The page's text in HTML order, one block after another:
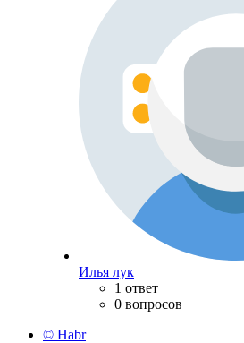
Илья лук
1 ответ
0 вопросов
© Habr